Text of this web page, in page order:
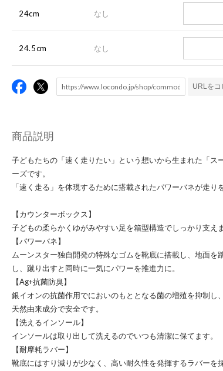
24cm なし
24.5cm なし
URLをコ
商品説明
子どもたちの「速く走りたい」という想いから生まれた「ス
ーズです。
「速く走る」を体現するために搭載されたパワーバネが走り
【カウンターボックス】
子どもの柔らかくゆがみやすい足を箱型構造でしっかり支えま
【パワーバネ】
ムーンスター独自開発の特殊なゴムを靴底に搭載し、地面を
し、蹴り出すと同時に一気にパワーを推進力に。
【Ag+抗菌防臭】
銀イオンの抗菌作用でにおいのもととなる菌の増殖を抑制し
天然由来成分で安全です。
【洗えるインソール】
インソールは取り出して洗えるのでいつも清潔に保てます。
【耐摩耗ラバー】
靴底にはすり減りが少なく、高い耐久性を発揮するラバーを